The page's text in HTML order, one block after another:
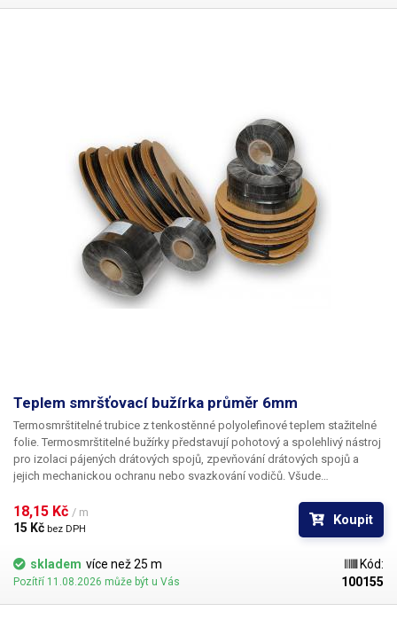
Teplem smršťovací bužírka průměr 6mm
Termosmrštitelné trubice z tenkostěnné polyolefinové teplem stažitelné
folie. Termosmrštitelné bužírky představují pohotový a spolehlivý nástroj
pro izolaci pájených drátových spojů, zpevňování drátových spojů a
jejich mechanickou ochranu nebo svazkování vodičů. Všude
elektrikářská izolační páska je nyní možné nasadit teplem smrštitelné
fólie.
18,15 Kč / m
15 Kč bez DPH
Koupit
skladem více než 25 m
Pozítří 11.08.2026 může být u Vás
Kód:
100155